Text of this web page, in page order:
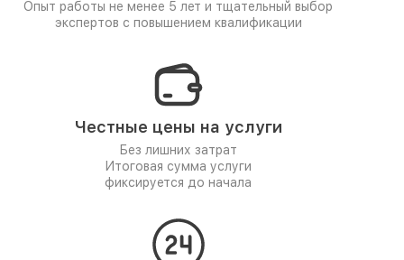
Опыт работы не менее 5 лет и тщательный выбор
экспертов с повышением квалификации
Честные цены на услуги
Без лишних затрат
Итоговая сумма услуги
фиксируется до начала